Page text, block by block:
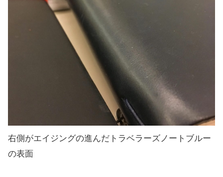
右側がエイジングの進んだトラベラーズノートブルー
の表面